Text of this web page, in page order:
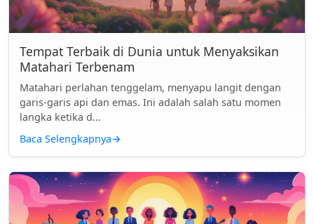
Tempat Terbaik di Dunia untuk Menyaksikan
Matahari Terbenam
Matahari perlahan tenggelam, menyapu langit dengan
garis-garis api dan emas. Ini adalah salah satu momen
langka ketika d...
Baca Selengkapnya→